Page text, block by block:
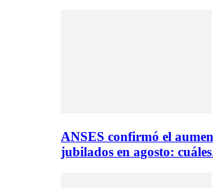
ANSES confirmó el
jubilados en agosto: